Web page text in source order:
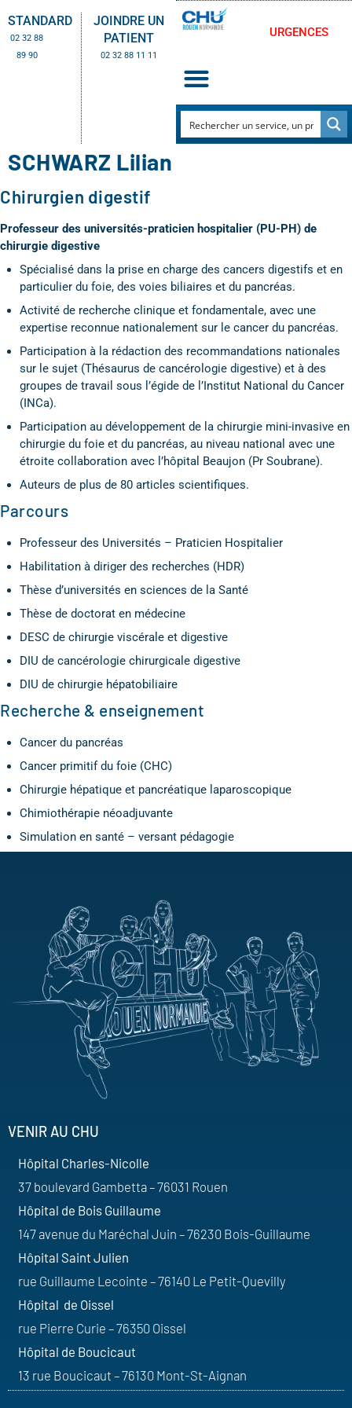
STANDARD
02 32 88
89 90
JOINDRE UN
PATIENT
02 32 88 11 11
URGENCES
SCHWARZ Lilian
Chirurgien digestif
Professeur des universités-praticien hospitalier (PU-PH) de
chirurgie digestive
Spécialisé dans la prise en charge des cancers digestifs et en
particulier du foie, des voies biliaires et du pancréas.
Activité de recherche clinique et fondamentale, avec une
expertise reconnue nationalement sur le cancer du pancréas.
Participation à la rédaction des recommandations nationales
sur le sujet (Thésaurus de cancérologie digestive) et à des
groupes de travail sous l’égide de l’Institut National du Cancer
(INCa).
Participation au développement de la chirurgie mini-invasive en
chirurgie du foie et du pancréas, au niveau national avec une
étroite collaboration avec l’hôpital Beaujon (Pr Soubrane).
Auteurs de plus de 80 articles scientifiques.
Parcours
Professeur des Universités – Praticien Hospitalier
Habilitation à diriger des recherches (HDR)
Thèse d’universités en sciences de la Santé
Thèse de doctorat en médecine
DESC de chirurgie viscérale et digestive
DIU de cancérologie chirurgicale digestive
DIU de chirurgie hépatobiliaire
Recherche & enseignement
Cancer du pancréas
Cancer primitif du foie (CHC)
Chirurgie hépatique et pancréatique laparoscopique
Chimiothérapie néoadjuvante
Simulation en santé – versant pédagogie
VENIR AU CHU
Hôpital Charles-Nicolle
37 boulevard Gambetta – 76031 Rouen
Hôpital de Bois Guillaume
147 avenue du Maréchal Juin – 76230 Bois-Guillaume
Hôpital Saint Julien
rue Guillaume Lecointe – 76140 Le Petit-Quevilly
Hôpital de Oissel
rue Pierre Curie – 76350 Oissel
Hôpital de Boucicaut
13 rue Boucicaut – 76130 Mont-St-Aignan